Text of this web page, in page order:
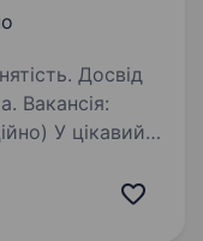
Досвід
У цікавий